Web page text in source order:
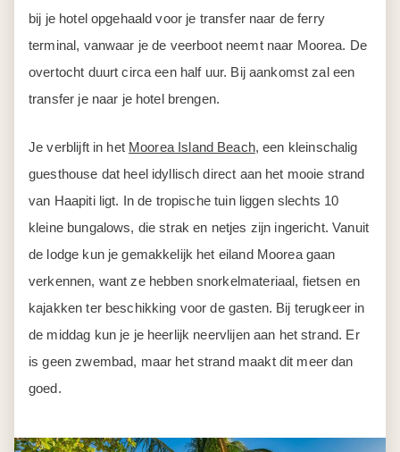
bij je hotel opgehaald voor je transfer naar de ferry
terminal, vanwaar je de veerboot neemt naar Moorea. De
overtocht duurt circa een half uur. Bij aankomst zal een
transfer je naar je hotel brengen.
Je verblijft in het Moorea Island Beach, een kleinschalig
guesthouse dat heel idyllisch direct aan het mooie strand
van Haapiti ligt. In de tropische tuin liggen slechts 10
kleine bungalows, die strak en netjes zijn ingericht. Vanuit
de lodge kun je gemakkelijk het eiland Moorea gaan
verkennen, want ze hebben snorkelmateriaal, fietsen en
kajakken ter beschikking voor de gasten. Bij terugkeer in
de middag kun je je heerlijk neervlijen aan het strand. Er
is geen zwembad, maar het strand maakt dit meer dan
goed.